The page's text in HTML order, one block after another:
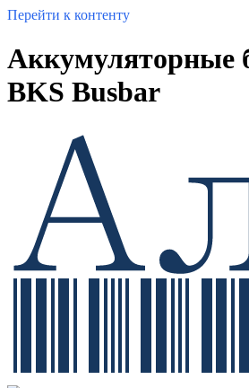
Перейти к контенту
Аккумуляторные
BKS Busbar